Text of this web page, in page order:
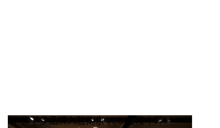
I.T 旗下多品牌入驻南京 JLC 金陵中环